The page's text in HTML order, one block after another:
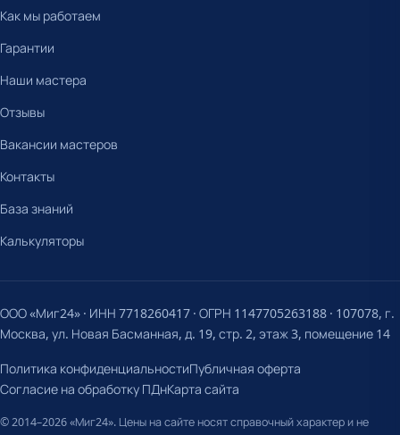
Как мы работаем
Гарантии
Наши мастера
Отзывы
Вакансии мастеров
Контакты
База знаний
Калькуляторы
ООО «Миг24» · ИНН 7718260417 · ОГРН 1147705263188 · 107078, г.
Москва, ул. Новая Басманная, д. 19, стр. 2, этаж 3, помещение 14
Политика конфиденциальностиПубличная оферта
Согласие на обработку ПДнКарта сайта
© 2014–2026 «Миг24». Цены на сайте носят справочный характер и не